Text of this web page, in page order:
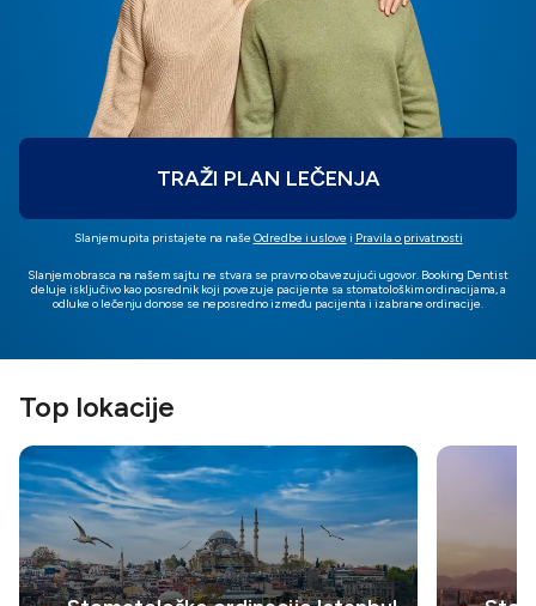
TRAŽI PLAN LEČENJA
Slanjem upita pristajete na naše Odredbe i uslove i Pravila o privatnosti
Slanjem obrasca na našem sajtu ne stvara se pravno obavezujući ugovor. Booking Dentist
deluje isključivo kao posrednik koji povezuje pacijente sa stomatološkim ordinacijama, a
odluke o lečenju donose se neposredno između pacijenta i izabrane ordinacije.
Top lokacije